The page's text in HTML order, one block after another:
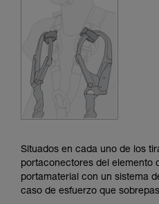
ejecutar estas
seguridad, antes de
autónoma.
Damos ejemplos de
su actividad. Pueden
Situados en cada uno de los
portaconectores del elemento
portamaterial con un sistema
caso de esfuerzo que